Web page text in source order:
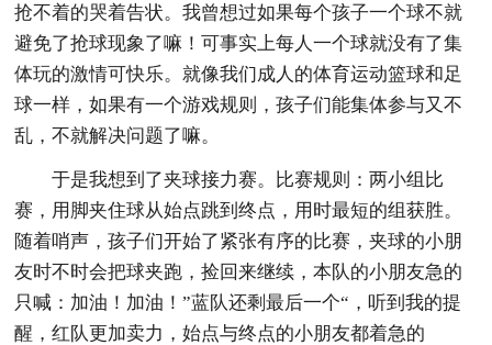
抢不着的哭着告状。我曾想过如果每个孩子一个球不就
避免了抢球现象了嘛！可事实上每人一个球就没有了集
体玩的激情可快乐。就像我们成人的体育运动篮球和足
球一样，如果有一个游戏规则，孩子们能集体参与又不
乱，不就解决问题了嘛。
于是我想到了夹球接力赛。比赛规则：两小组比
赛，用脚夹住球从始点跳到终点，用时最短的组获胜。
随着哨声，孩子们开始了紧张有序的比赛，夹球的小朋
友时不时会把球夹跑，捡回来继续，本队的小朋友急的
只喊：加油！加油！”蓝队还剩最后一个“，听到我的提
醒，红队更加卖力，始点与终点的小朋友都着急的